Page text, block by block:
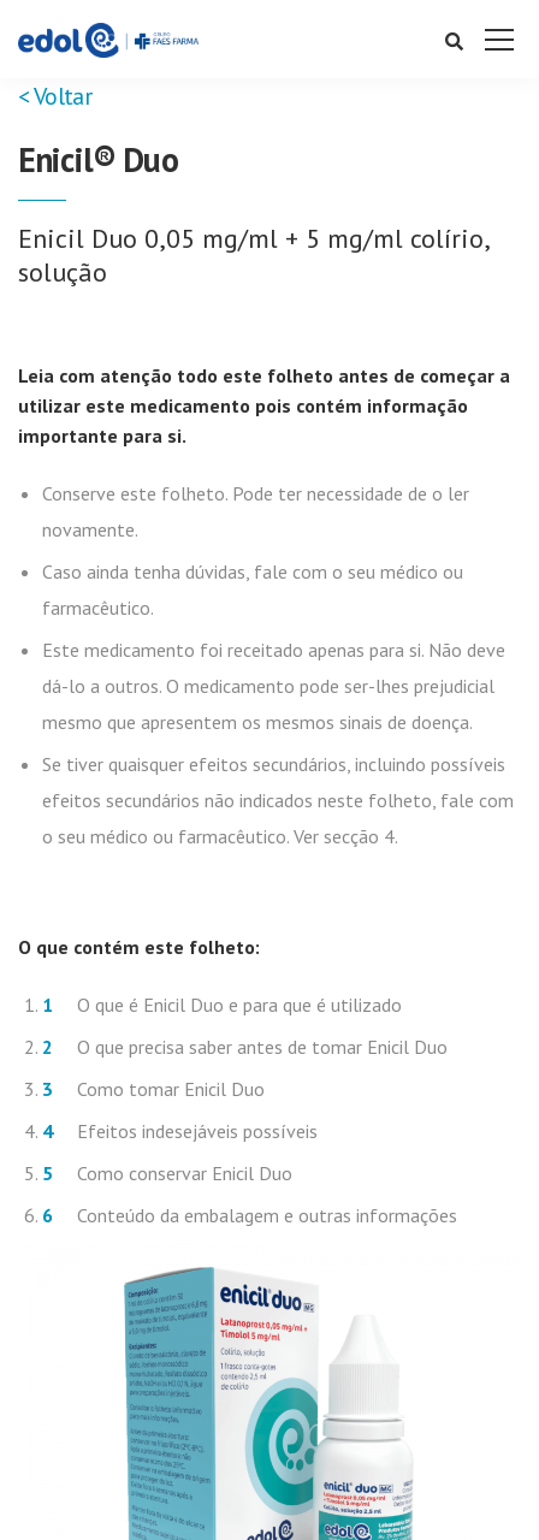
< Voltar
Enicil® Duo
Enicil Duo 0,05 mg/ml + 5 mg/ml colírio,
solução
Leia com atenção todo este folheto antes de começar a
utilizar este medicamento pois contém informação
importante para si.
Conserve este folheto. Pode ter necessidade de o ler
novamente.
Caso ainda tenha dúvidas, fale com o seu médico ou
farmacêutico.
Este medicamento foi receitado apenas para si. Não deve
dá-lo a outros. O medicamento pode ser-lhes prejudicial
mesmo que apresentem os mesmos sinais de doença.
Se tiver quaisquer efeitos secundários, incluindo possíveis
efeitos secundários não indicados neste folheto, fale com
o seu médico ou farmacêutico. Ver secção 4.
O que contém este folheto:
O que é Enicil Duo e para que é utilizado
O que precisa saber antes de tomar Enicil Duo
Como tomar Enicil Duo
Efeitos indesejáveis possíveis
Como conservar Enicil Duo
Conteúdo da embalagem e outras informações